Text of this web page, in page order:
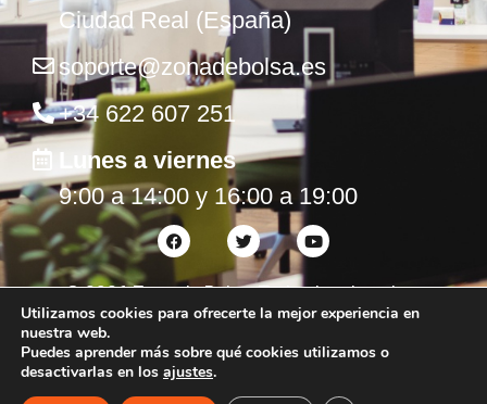
Ciudad Real (España)
soporte@zonadebolsa.es
+34 622 607 251
Lunes a viernes
9:00 a 14:00 y 16:00 a 19:00
©2026Zona de Bolsa. Todos los derechos
reservados.
Utilizamos cookies para ofrecerte la mejor experiencia en
nuestra web.
Puedes aprender más sobre qué cookies utilizamos o
desactivarlas en los ajustes.